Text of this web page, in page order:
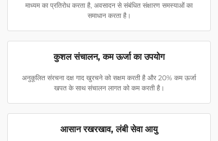
माध्यम का प्रतिरोध करता है, अवसादन से संबंधित संक्षारण समस्याओं का
समाधान करता है।
कुशल संचालन, कम ऊर्जा का उपयोग
अनुकूलित संरचना दक्ष गाद खुरचने को सक्षम करती है और 20% कम ऊर्जा
खपत के साथ संचालन लागत को कम करती है।
आसान रखरखाव, लंबी सेवा आयु